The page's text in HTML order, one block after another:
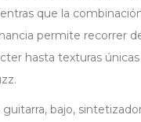
que la
permite recorrer
hasta texturas
bajo,